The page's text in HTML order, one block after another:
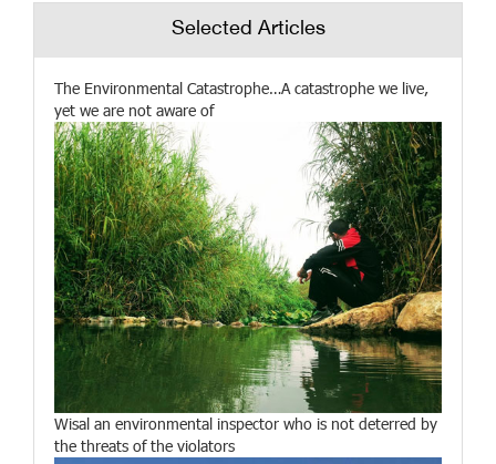
Selected Articles
The Environmental Catastrophe…A catastrophe we live,
yet we are not aware of
Wisal an environmental inspector who is not deterred by
the threats of the violators